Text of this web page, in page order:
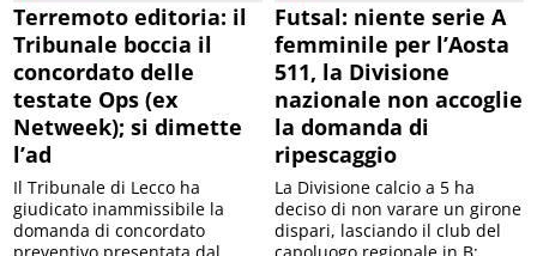
Terremoto editoria: il
Tribunale boccia il
concordato delle
testate Ops (ex
Netweek); si dimette
l’ad
Il Tribunale di Lecco ha
giudicato inammissibile la
domanda di concordato
preventivo presentata dal
Futsal: niente serie A
femminile per l’Aosta
511, la Divisione
nazionale non accoglie
la domanda di
ripescaggio
La Divisione calcio a 5 ha
deciso di non varare un girone
dispari, lasciando il club del
capoluogo regionale in B;